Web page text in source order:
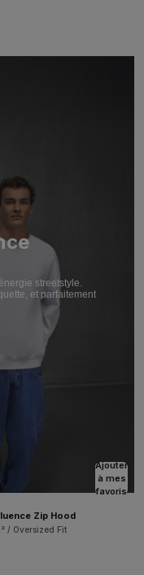
streetstyle.
et parfaitement
Ajouter
à mes
favoris
Zip Hood
/ Oversized Fit